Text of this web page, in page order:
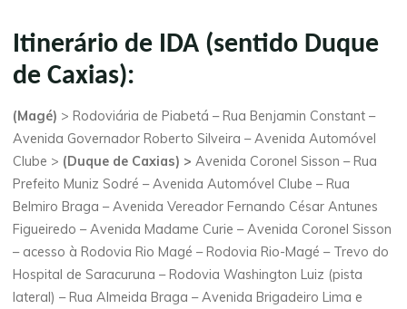
Itinerário de IDA (sentido Duque
de Caxias):
(Magé) > Rodoviária de Piabetá – Rua Benjamin Constant –
Avenida Governador Roberto Silveira – Avenida Automóvel
Clube > (Duque de Caxias) >Avenida Coronel Sisson – Rua
Prefeito Muniz Sodré – Avenida Automóvel Clube – Rua
Belmiro Braga – Avenida Vereador Fernando César Antunes
Figueiredo – Avenida Madame Curie – Avenida Coronel Sisson
– acesso à Rodovia Rio Magé – Rodovia Rio-Magé – Trevo do
Hospital de Saracuruna – Rodovia Washington Luiz (pista
lateral) – Rua Almeida Braga – Avenida Brigadeiro Lima e